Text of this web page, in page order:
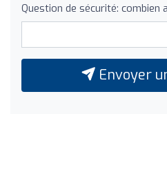
Question de sécurité: combien
Envoyer